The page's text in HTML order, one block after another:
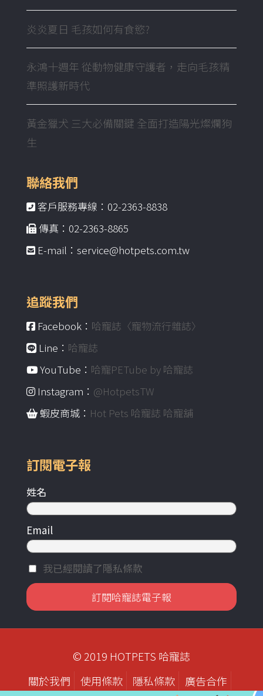
炎炎夏日 毛孩如何有食慾?
永鴻十週年 從動物健康守護者，走向毛孩精
準照護新時代
黃金獵犬 三大必備關鍵 全面打造陽光燦爛狗
生
聯絡我們
客戶服務專線：02-2363-8838
傳真：02-2363-8865
E-mail：service@hotpets.com.tw
追蹤我們
Facebook： 哈寵誌〈寵物流行雜誌〉
Line： 哈寵誌
YouTube： 哈寵PETube by 哈寵誌
Instagram： @HotpetsTW
蝦皮商城： Hot Pets 哈寵誌 哈寵舖
訂閱電子報
姓名
Email
我已經閱讀了隱私條款
© 2019 HOTPETS 哈寵誌
關於我們
使用條款 隱私條款
廣告合作